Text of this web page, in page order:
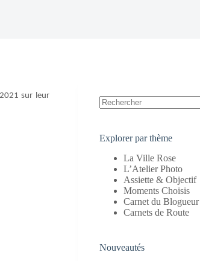
sur leur
Explorer par thème
La Ville Rose
L’Atelier Photo
Assiette & Objectif
Moments Choisis
Carnet du Blogueur
Carnets de Route
Nouveautés